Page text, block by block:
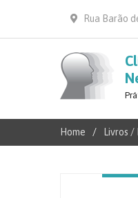
Rua Barão
Home Livros /